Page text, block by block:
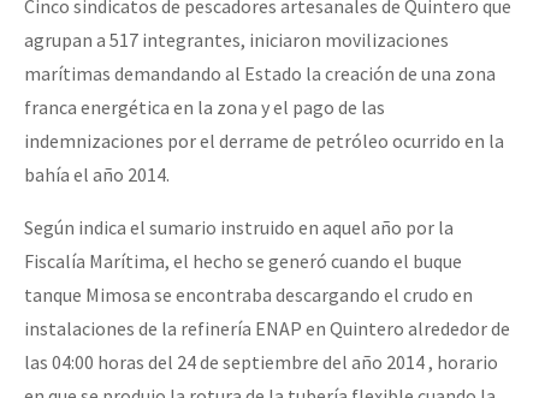
Cinco sindicatos de pescadores artesanales de Quintero que
agrupan a 517 integrantes, iniciaron movilizaciones
marítimas demandando al Estado la creación de una zona
franca energética en la zona y el pago de las
indemnizaciones por el derrame de petróleo ocurrido en la
bahía el año 2014.
Según indica el sumario instruido en aquel año por la
Fiscalía Marítima, el hecho se generó cuando el buque
tanque Mimosa se encontraba descargando el crudo en
instalaciones de la refinería ENAP en Quintero alrededor de
las 04:00 horas del 24 de septiembre del año 2014 , horario